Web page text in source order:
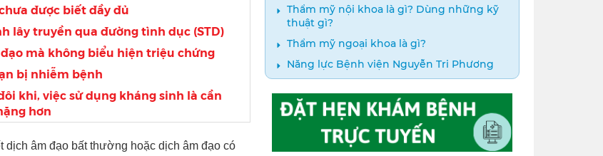
được biết đầy đủ
lây truyền qua đường tình dục (STD)
mà không biểu hiện triệu chứng
bị nhiễm bệnh
khi, việc sử dụng kháng sinh là cần
hơn
âm đạo bất thường hoặc dịch âm đạo có
Thẩm mỹ nội khoa là gì? Dùng những kỹ
thuật gì?
Thẩm mỹ ngoại khoa là gì?
Năng lực Bệnh viện Nguyễn Tri Phương